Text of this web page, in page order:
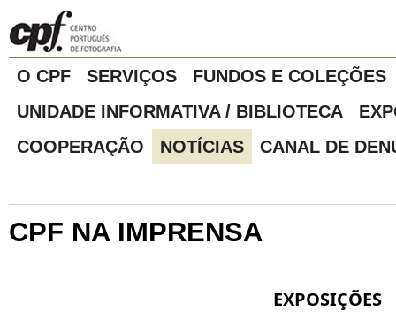
O CPF SERVIÇOS
FUNDOS E COLEÇÕES
UNIDADE INFORMATIVA / BIBLIOTECA
COOPERAÇÃO
NOTÍCIAS CANAL DE
CPF NA IMPRENSA
EXPOSIÇÕES